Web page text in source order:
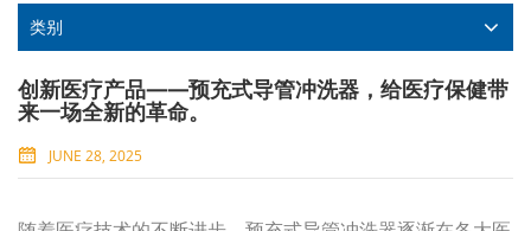
类别
创新医疗产品——预充式导管冲洗器，给医疗保健带
来一场全新的革命。
JUNE 28, 2025